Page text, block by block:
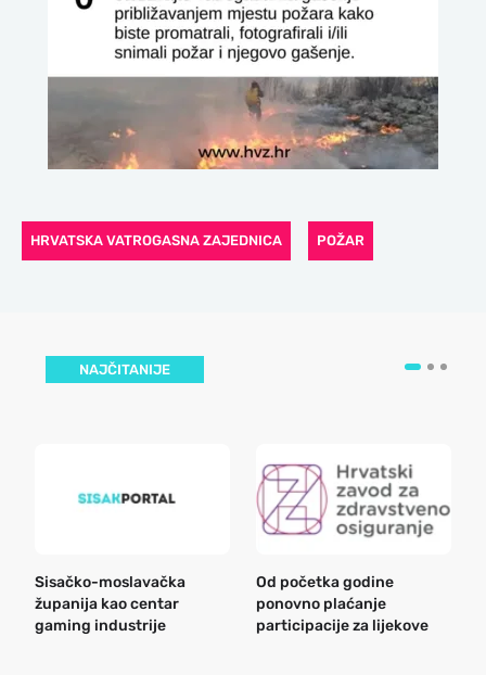
HRVATSKA VATROGASNA ZAJEDNICA POŽAR
NAJČITANIJE
Sisačko-moslavačka
županija kao centar
gaming industrije
Od početka godine
ponovno plaćanje
participacije za lijekove